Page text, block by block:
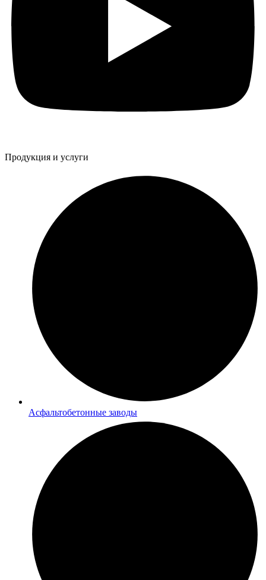
Продукция и услуги
Асфальтобетонные заводы